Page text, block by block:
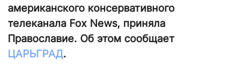
американского консервативного
телеканала Fox News, приняла
Православие. Об этом сообщает
ЦАРЬГРАД.